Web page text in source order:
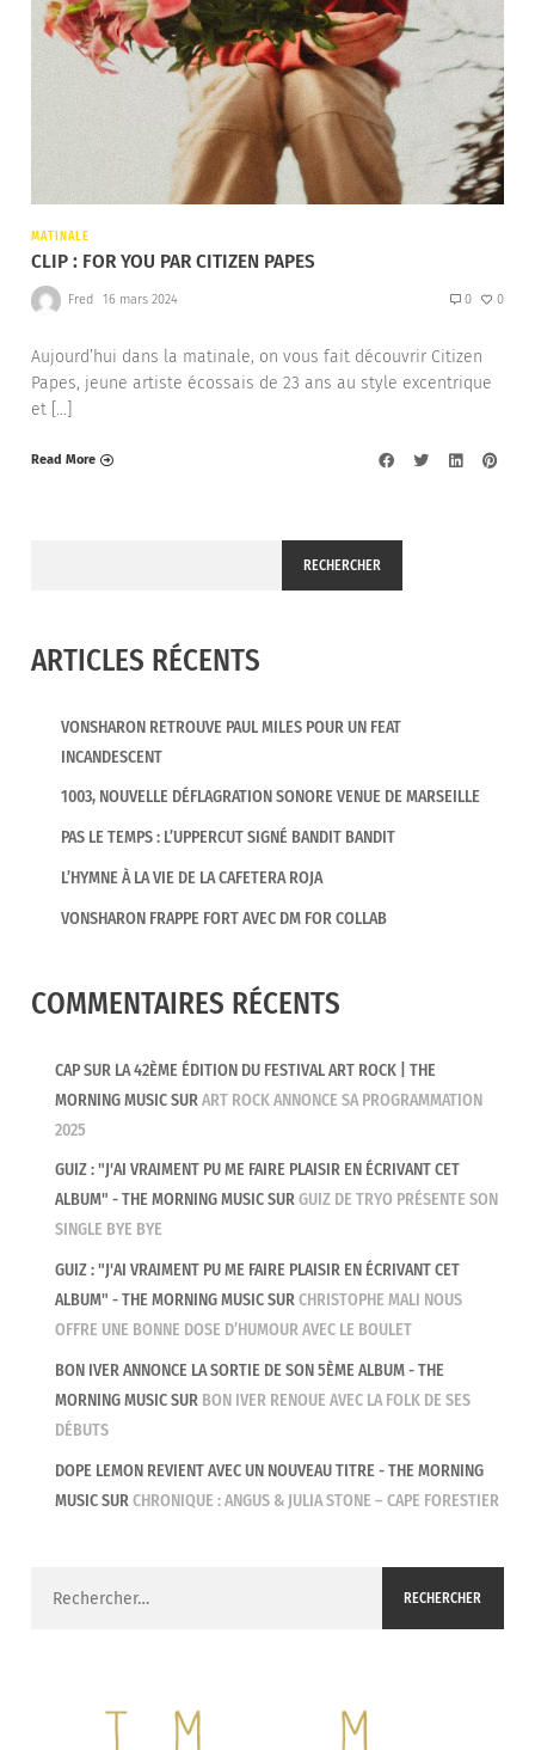
MATINALE
CLIP : FOR YOU PAR CITIZEN PAPES
Fred 16 mars 2024 0 0
Aujourd’hui dans la matinale, on vous fait découvrir Citizen
Papes, jeune artiste écossais de 23 ans au style excentrique
et […]
Read More
RECHERCHER
ARTICLES RÉCENTS
VONSHARON RETROUVE PAUL MILES POUR UN FEAT
INCANDESCENT
1003, NOUVELLE DÉFLAGRATION SONORE VENUE DE MARSEILLE
PAS LE TEMPS : L’UPPERCUT SIGNÉ BANDIT BANDIT
L’HYMNE À LA VIE DE LA CAFETERA ROJA
VONSHARON FRAPPE FORT AVEC DM FOR COLLAB
COMMENTAIRES RÉCENTS
CAP SUR LA 42ÈME ÉDITION DU FESTIVAL ART ROCK | THE
MORNING MUSICSURART ROCK ANNONCE SA PROGRAMMATION
2025
GUIZ : "J'AI VRAIMENT PU ME FAIRE PLAISIR EN ÉCRIVANT CET
ALBUM" - THE MORNING MUSICSURGUIZ DE TRYO PRÉSENTE SON
SINGLE BYE BYE
GUIZ : "J'AI VRAIMENT PU ME FAIRE PLAISIR EN ÉCRIVANT CET
ALBUM" - THE MORNING MUSICSURCHRISTOPHE MALI NOUS
OFFRE UNE BONNE DOSE D’HUMOUR AVEC LE BOULET
BON IVER ANNONCE LA SORTIE DE SON 5ÈME ALBUM - THE
MORNING MUSICSUR BON IVER RENOUE AVEC LA FOLK DE SES
DÉBUTS
DOPE LEMON REVIENT AVEC UN NOUVEAU TITRE - THE MORNING
MUSICSURCHRONIQUE : ANGUS & JULIA STONE – CAPE FORESTIER